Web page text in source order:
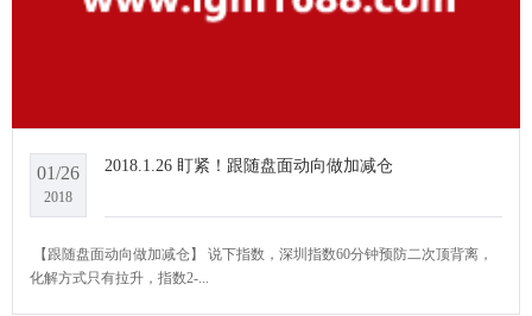
01/26
2018
2018.1.26 盯紧！跟随盘面动向做加减仓
​​ ​【跟随盘面动向做加减仓】 说下指数，深圳指数60分钟预防二次顶背离，
化解方式只有拉升，指数2-...